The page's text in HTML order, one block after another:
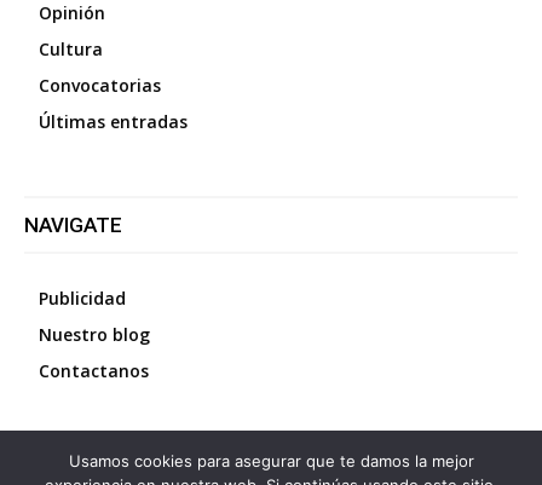
Opinión
Cultura
Convocatorias
Últimas entradas
NAVIGATE
Publicidad
Nuestro blog
Contactanos
Usamos cookies para asegurar que te damos la mejor